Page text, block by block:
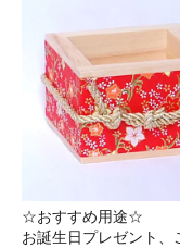
☆おすすめ用途☆
お誕生日プレゼント